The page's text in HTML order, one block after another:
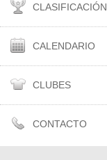
CLASIFICACIÓN
CALENDARIO
CLUBES
CONTACTO